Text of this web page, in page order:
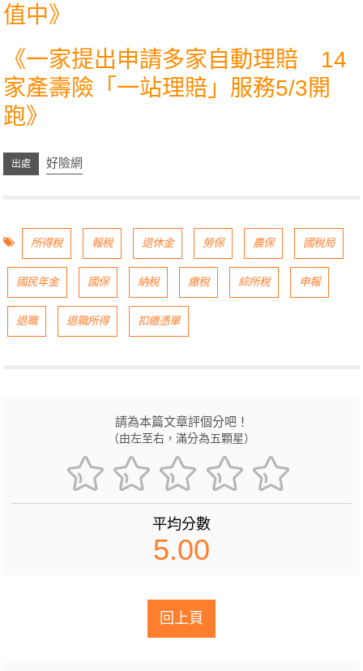
值中》
《一家提出申請多家自動理賠 14
家產壽險「一站理賠」服務5/3開
跑》
好險網
所得稅 報稅 退休金 勞保 農保 國稅局
國民年金 國保 納稅 繳稅 綜所稅 申報
退職 退職所得 扣繳憑單
請為本篇文章評個分吧！
（由左至右，滿分為五顆星）
平均分數
5.00
回上頁